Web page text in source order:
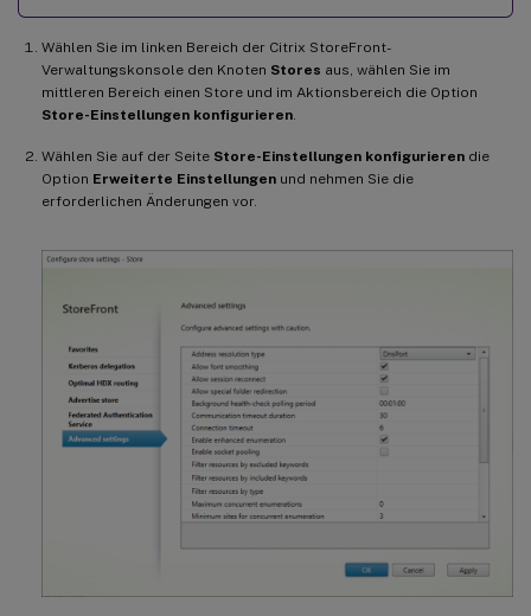
Wählen Sie im linken Bereich der Citrix StoreFront-
Verwaltungskonsole den Knoten Stores aus, wählen Sie im
mittleren Bereich einen Store und im Aktionsbereich die Option
Store-Einstellungen konfigurieren
Wählen Sie auf der Seite Store-Einstellungen konfigurieren die
Option Erweiterte Einstellungen und nehmen Sie die
erforderlichen Änderungen vor.